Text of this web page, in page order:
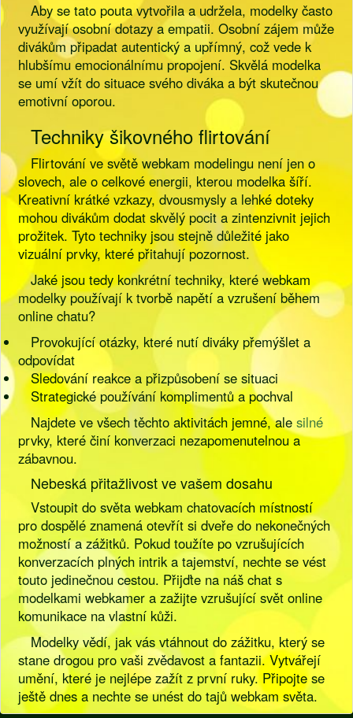
Aby se tato pouta vytvořila a udržela, modelky často
využívají osobní dotazy a empatii. Osobní zájem může
divákům připadat autentický a upřímný, což vede k
hlubšímu emocionálnímu propojení. Skvělá modelka
se umí vžít do situace svého diváka a být skutečnou
emotivní oporou.
Techniky šikovného flirtování
Flirtování ve světě webkam modelingu není jen o
slovech, ale o celkové energii, kterou modelka šíří.
Kreativní krátké vzkazy, dvousmysly a lehké doteky
mohou divákům dodat skvělý pocit a zintenzivnit jejich
prožitek. Tyto techniky jsou stejně důležité jako
vizuální prvky, které přitahují pozornost.
Jaké jsou tedy konkrétní techniky, které webkam
modelky používají k tvorbě napětí a vzrušení během
online chatu?
Provokující otázky, které nutí diváky přemýšlet a
odpovídat
Sledování reakce a přizpůsobení se situaci
Strategické používání komplimentů a pochval
Najdete ve všech těchto aktivitách jemné, alesilné
prvky, které činí konverzaci nezapomenutelnou a
zábavnou.
Nebeská přitažlivost ve vašem dosahu
Vstoupit do světa webkam chatovacích místností
pro dospělé znamená otevřít si dveře do nekonečných
možností a zážitků. Pokud toužíte po vzrušujících
konverzacích plných intrik a tajemství, nechte se vést
touto jedinečnou cestou. Přijďte na náš chat s
modelkami webkamer a zažijte vzrušující svět online
komunikace na vlastní kůži.
Modelky vědí, jak vás vtáhnout do zážitku, který se
stane drogou pro vaši zvědavost a fantazii. Vytvářejí
umění, které je nejlépe zažít z první ruky. Připojte se
ještě dnes a nechte se unést do tajů webkam světa.